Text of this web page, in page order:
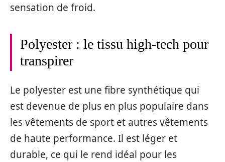
sensation de froid.
Polyester : le tissu high-tech pour
transpirer
Le polyester est une fibre synthétique qui
est devenue de plus en plus populaire dans
les vêtements de sport et autres vêtements
de haute performance. Il est léger et
durable, ce qui le rend idéal pour les